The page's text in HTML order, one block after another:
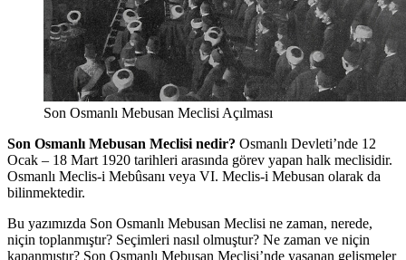
Son Osmanlı Mebusan Meclisi Açılması
Son Osmanlı Mebusan Meclisi nedir? Osmanlı Devleti’nde 12
Ocak – 18 Mart 1920 tarihleri arasında görev yapan halk meclisidir.
Osmanlı Meclis-i Mebûsanı veya VI. Meclis-i Mebusan olarak da
bilinmektedir.
Bu yazımızda Son Osmanlı Mebusan Meclisi ne zaman, nerede,
niçin toplanmıştır? Seçimleri nasıl olmuştur? Ne zaman ve niçin
kapanmıştır? Son Osmanlı Mebusan Meclisi’nde yaşanan gelişmeler